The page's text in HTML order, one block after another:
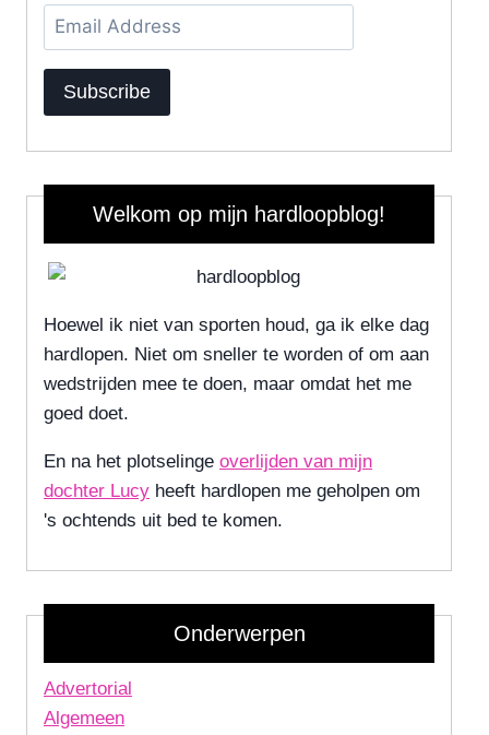
Email
Address
Subscribe
Welkom op mijn hardloopblog!
Hoewel ik niet van sporten houd, ga ik elke dag
hardlopen. Niet om sneller te worden of om aan
wedstrijden mee te doen, maar omdat het me
goed doet.
En na het plotselinge overlijden van mijn
dochter Lucy heeft hardlopen me geholpen om
's ochtends uit bed te komen.
Onderwerpen
Advertorial
Algemeen